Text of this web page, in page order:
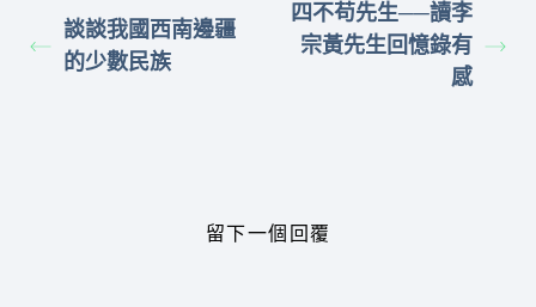
談談我國西南邊疆
的少數民族
四不苟先生──讀李
宗黃先生回憶錄有
感
留下一個回覆